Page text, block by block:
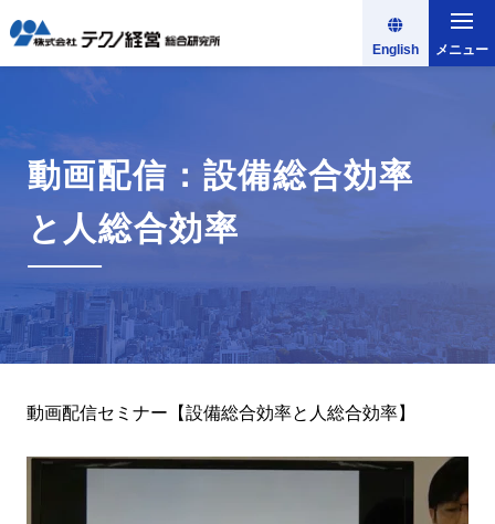
English メニュー
動画配信：設備総合効率
と人総合効率
動画配信セミナー【設備総合効率と人総合効率】